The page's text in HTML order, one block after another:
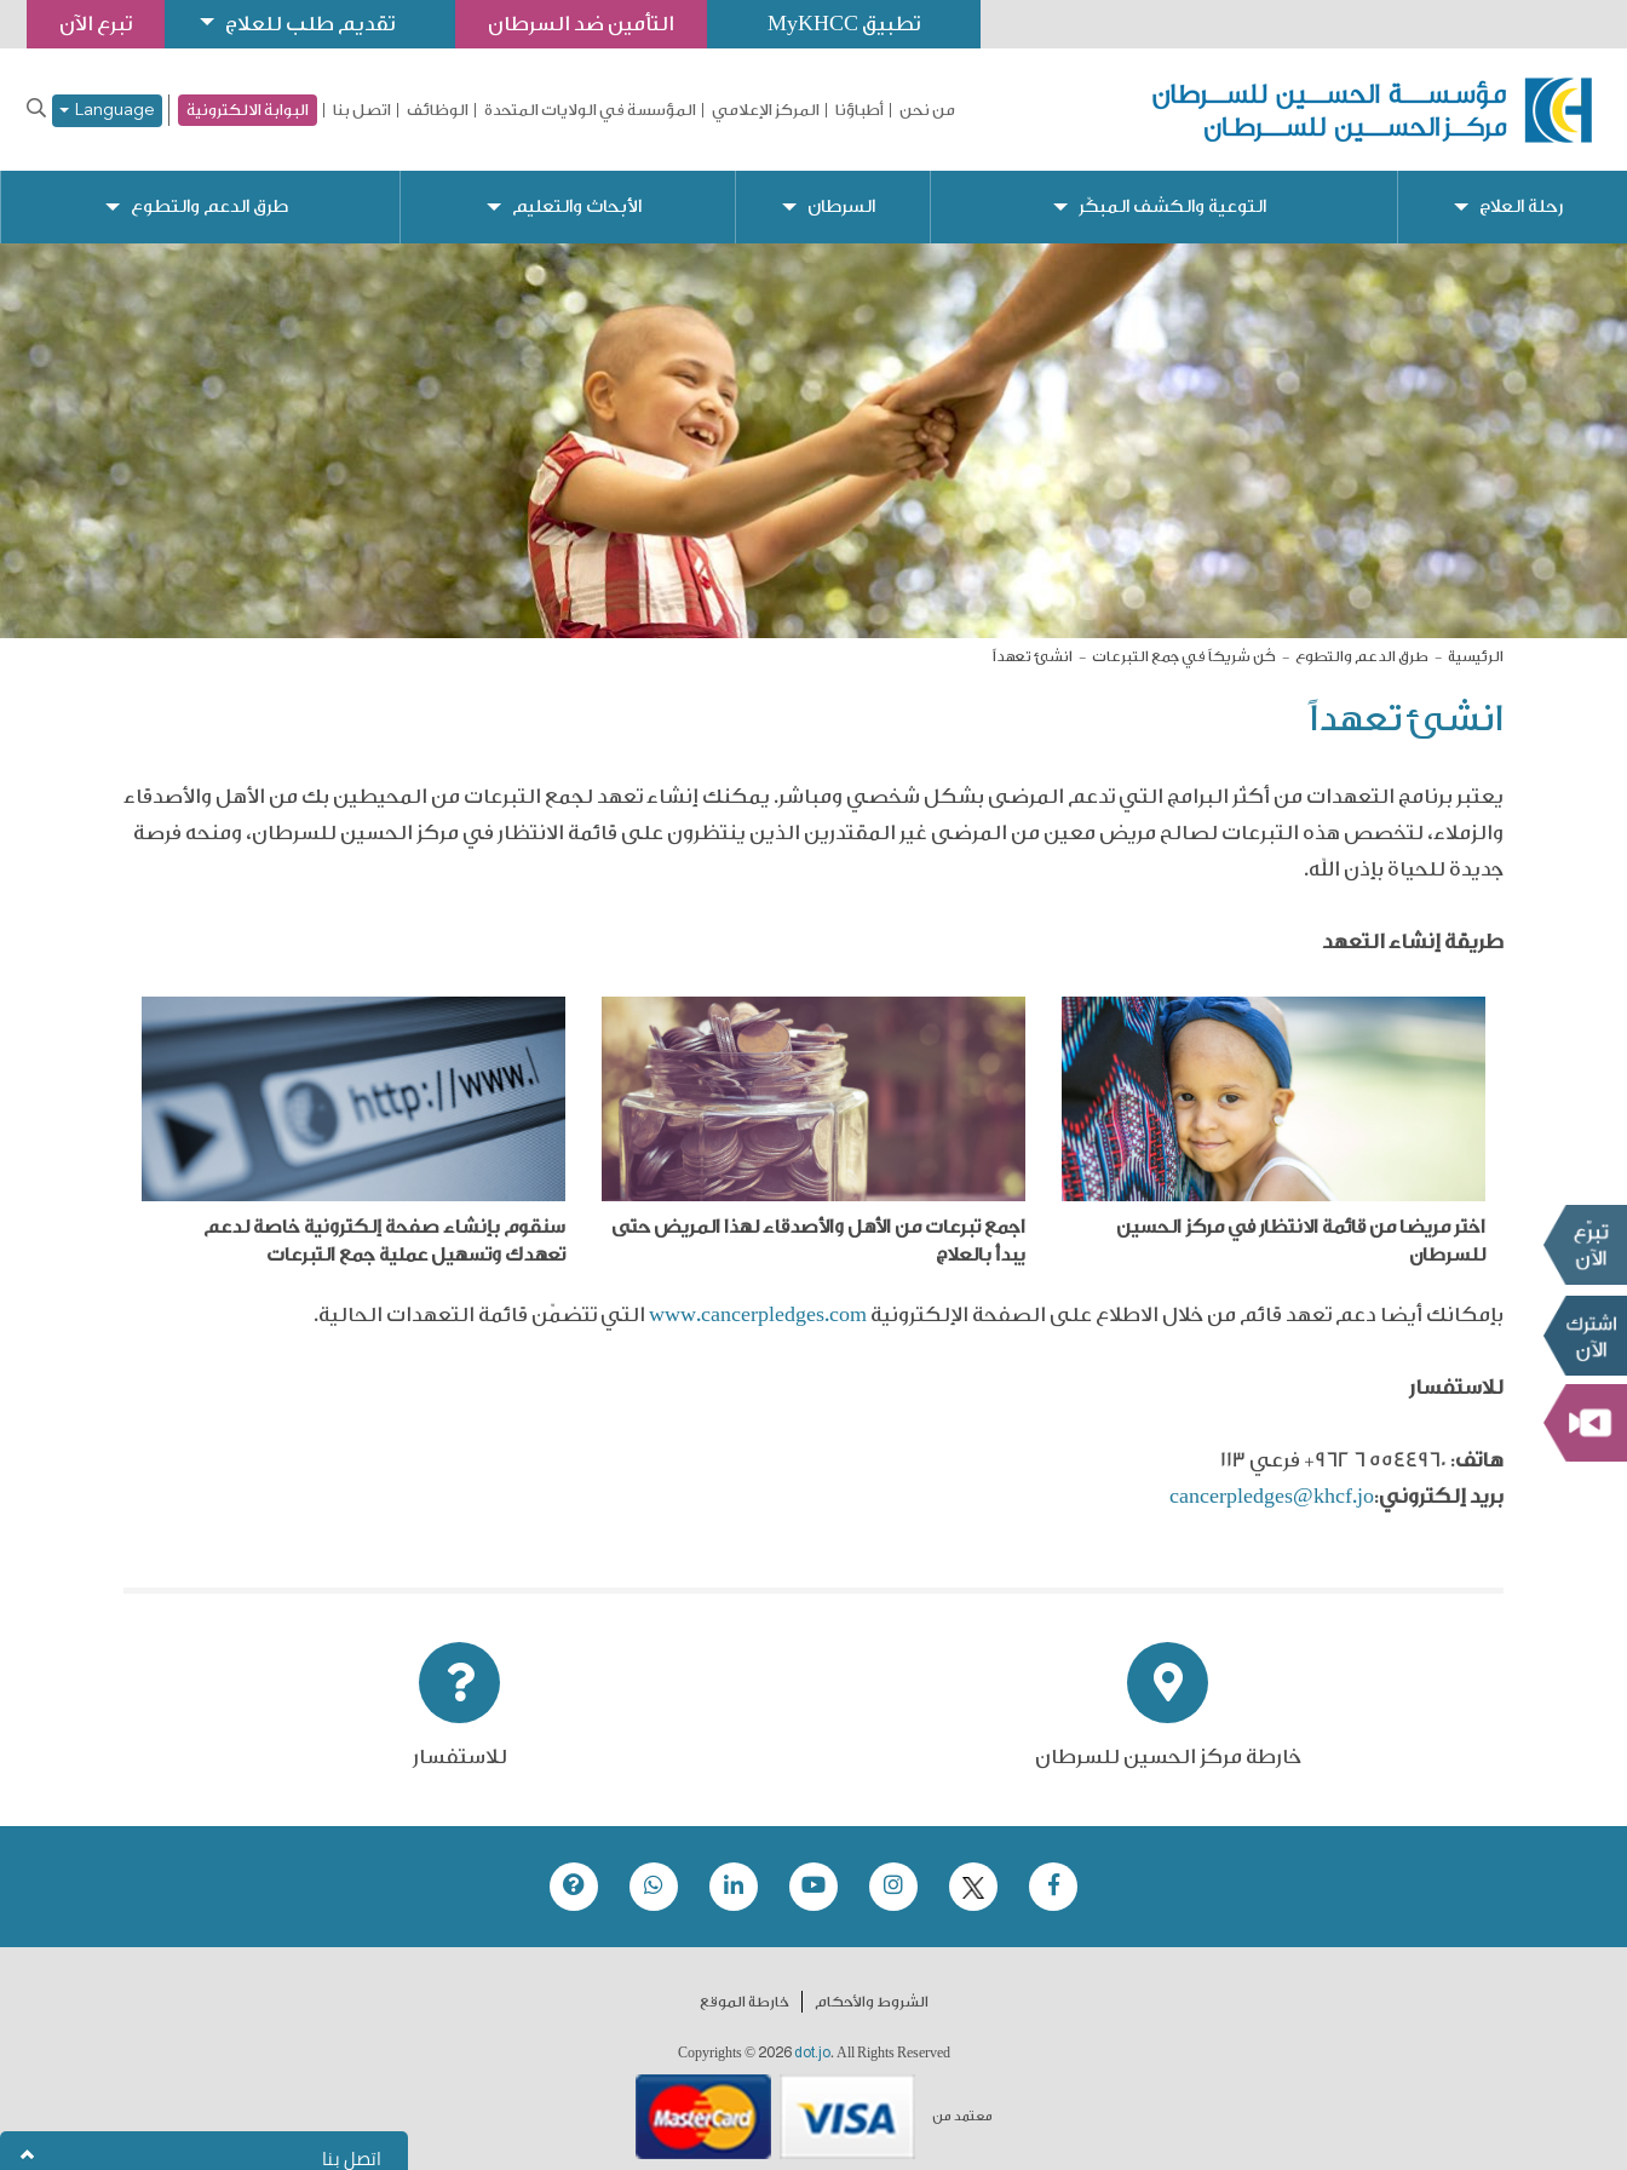
تبرع الآن تقديم طلب للعلاج التأمين ضد السرطان تطبيق MyKHCC
من نحن أطباؤنا المركز الإعلامي المؤسسة في الولايات المتحدة الوظائف اتصل بنا البوابة الالكترونية Language
رحلة العلاج التوعية والكشف المبكّر السرطان الأبحاث والتعليم طرق الدعم والتطوع
الرئيسية طرق الدعم والتطوع كُن شريكاً في جمع التبرعات انشئ تعهداً
انشئ تعهداً
يعتبر برنامج التعهدات من أكثر البرامج التي تدعم المرضى بشكل شخصي ومباشر. يمكنك إنشاء تعهد لجمع التبرعات من المحيطين بك من الأهل والأصدقاء
والزملاء، لتخصص هذه التبرعات لصالح مريض معين من المرضى غير المقتدرين الذين ينتظرون على قائمة الانتظار في مركز الحسين للسرطان، ومنحه فرصة
جديدة للحياة بإذن الله.
طريقة إنشاء التعهد
اختر مريضا من قائمة الانتظار في مركز الحسين
للسرطان
اجمع تبرعات من الأهل والأصدقاء لهذا المريض حتى
يبدأ بالعلاج
سنقوم بإنشاء صفحة إلكترونية خاصة لدعم
تعهدك وتسهيل عملية جمع التبرعات
بإمكانك أيضا دعم تعهد قائم من خلال الاطلاع على الصفحة الإلكترونية www.cancerpledges.com التي تتضمّن قائمة التعهدات الحالية.
للاستفسار
هاتف:
+962 6 5544960 فرعي 113
بريد إلكتروني:
cancerpledges@khcf.jo
خارطة مركز الحسين للسرطان للاستفسار
الشروط والأحكام خارطة الموقع
Copyrights © 2026 dot.jo. All Rights Reserved
معتمد من